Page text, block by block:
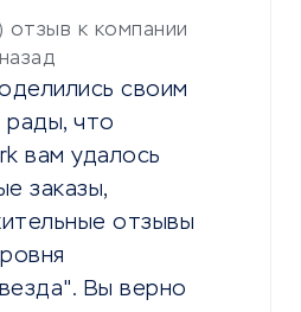
отзыв к компании
своим
что
вам удалось
заказы,
отзывы
Вы верно